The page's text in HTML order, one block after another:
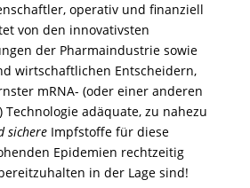
operativ und finanziell
von den innovativsten
der Pharmaindustrie sowie
wirtschaftlichen Entscheidern,
mRNA- (oder einer anderen
adäquate, zu nahezu
sichereImpfstoffe für diese
Epidemien rechtzeitig
in der Lage sind!